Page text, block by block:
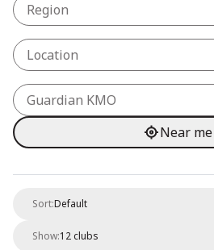
Region
Location
Guardian KMO
Near me
Sort:Default
Show:12 clubs